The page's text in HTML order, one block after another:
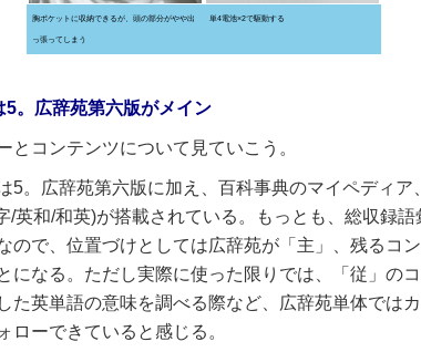
胸ポケットに収納できるが、頭の部分がやや出
っ張ってしまう
単4電池×2で駆動する
5。広辞苑第六版がメイン
コンテンツについて見ていこう。
5。広辞苑第六版に加え、百科事典のマイペディア
/英和/和英)が搭載されている。もっとも、総収録
ので、位置づけとしては広辞苑が「主」、残るコ
になる。ただし実際に使った限りでは、「従」の
た英単語の意味を調べる際など、広辞苑単体では
ローできていると感じる。